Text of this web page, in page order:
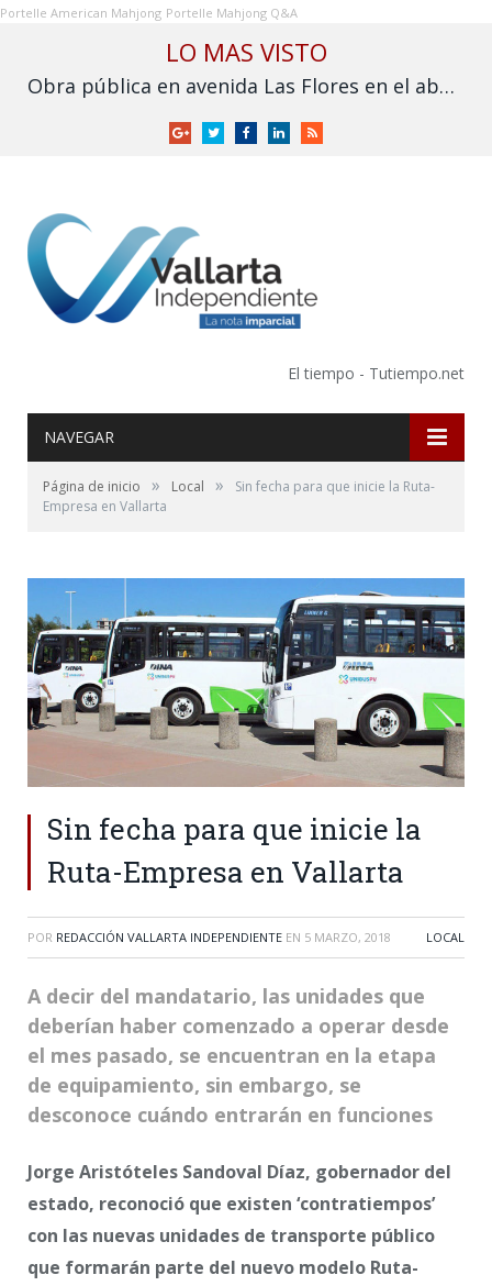
Portelle American Mahjong Portelle Mahjong Q&A
LO MAS VISTO
Obra pública en avenida Las Flores en el abandono
GoogleTwitterFacebookLinkedInRSS
El tiempo - Tutiempo.net
NAVEGAR
Página de inicio » Local »
Sin fecha para que inicie la Ruta-
Empresa en Vallarta
Sin fecha para que inicie la
Ruta-Empresa en Vallarta
POR REDACCIÓN VALLARTA INDEPENDIENTE EN 5 MARZO, 2018 LOCAL
A decir del mandatario, las unidades que
deberían haber comenzado a operar desde
el mes pasado, se encuentran en la etapa
de equipamiento, sin embargo, se
desconoce cuándo entrarán en funciones
Jorge Aristóteles Sandoval Díaz, gobernador del
estado, reconoció que existen ‘contratiempos’
con las nuevas unidades de transporte público
que formarán parte del nuevo modelo Ruta-